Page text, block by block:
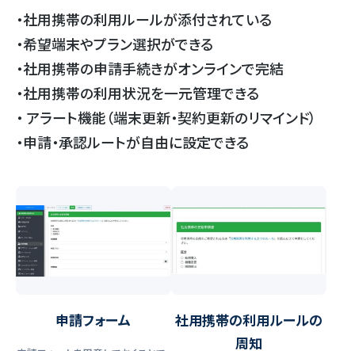
・社用携帯の利用ルールが添付されている
・希望端末やプラン選択ができる
・社用携帯の申請手続きがオンラインで完結
・社用携帯の利用状況を一元管理できる
・ アラート機能（端末更新・契約更新のリマインド）
・申請・承認ルートが自由に設定できる
申請フォーム
社用携帯の利用ルールの
周知